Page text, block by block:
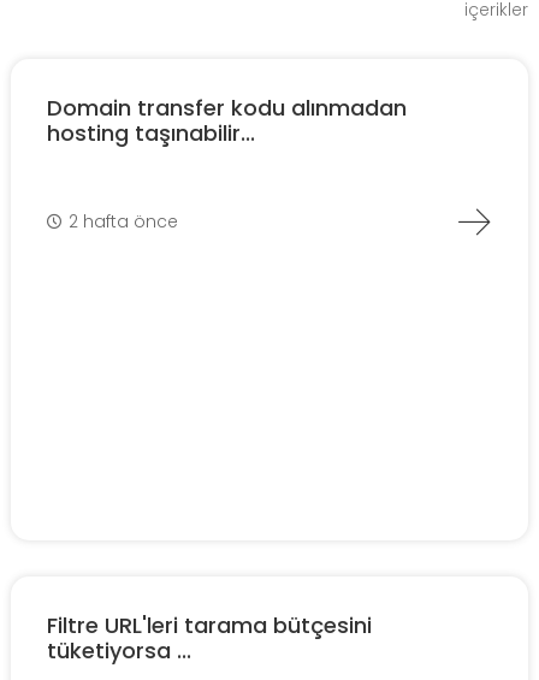
içerikler
Domain transfer kodu alınmadan
hosting taşınabilir...
2 hafta önce
Filtre URL'leri tarama bütçesini
tüketiyorsa ...